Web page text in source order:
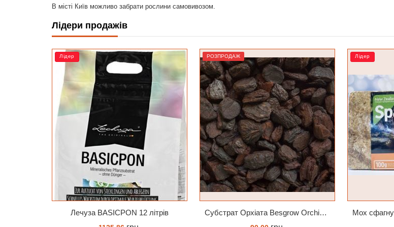
В місті Київ можливо забрати рослини самовивозом.
Лідери продажів
РОЗПРОДАЖ Лідер РОЗПРОДАЖ